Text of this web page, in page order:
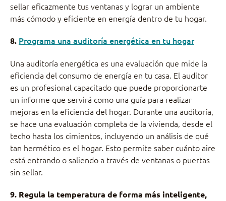
sellar eficazmente tus ventanas y lograr un ambiente
más cómodo y eficiente en energía dentro de tu hogar.
8. Programa una auditoría energética en tu hogar
Una auditoría energética es una evaluación que mide la
eficiencia del consumo de energía en tu casa. El auditor
es un profesional capacitado que puede proporcionarte
un informe que servirá como una guía para realizar
mejoras en la eficiencia del hogar. Durante una auditoría,
se hace una evaluación completa de la vivienda, desde el
techo hasta los cimientos, incluyendo un análisis de qué
tan hermético es el hogar. Esto permite saber cuánto aire
está entrando o saliendo a través de ventanas o puertas
sin sellar.
9. Regula la temperatura de forma más inteligente,